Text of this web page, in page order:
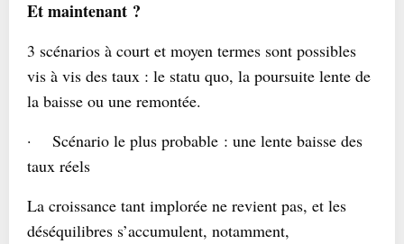
Et maintenant ?
3 scénarios à court et moyen termes sont possibles
vis à vis des taux : le statu quo, la poursuite lente de
la baisse ou une remontée.
· Scénario le plus probable : une lente baisse des
taux réels
La croissance tant implorée ne revient pas, et les
déséquilibres s’accumulent, notamment,